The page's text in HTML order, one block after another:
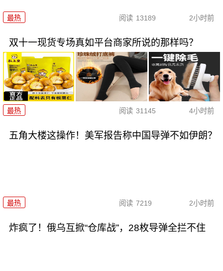
最热 阅读 13189 2小时前
双十一现货专场真如平台商家所说的那样吗？
最热 阅读 31145 4小时前
五角大楼这操作！美军报告称中国导弹不如伊朗？
最热 阅读 7219 2小时前
炸疯了！俄乌互掀“仓库战”，28枚导弹全拦不住